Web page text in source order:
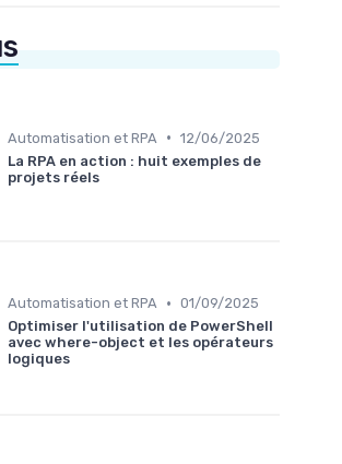
Automatisation et RPA • 12/06/2025
La RPA en action : huit exemples de
projets réels
Automatisation et RPA • 01/09/2025
Optimiser l'utilisation de PowerShell
avec where-object et les opérateurs
logiques